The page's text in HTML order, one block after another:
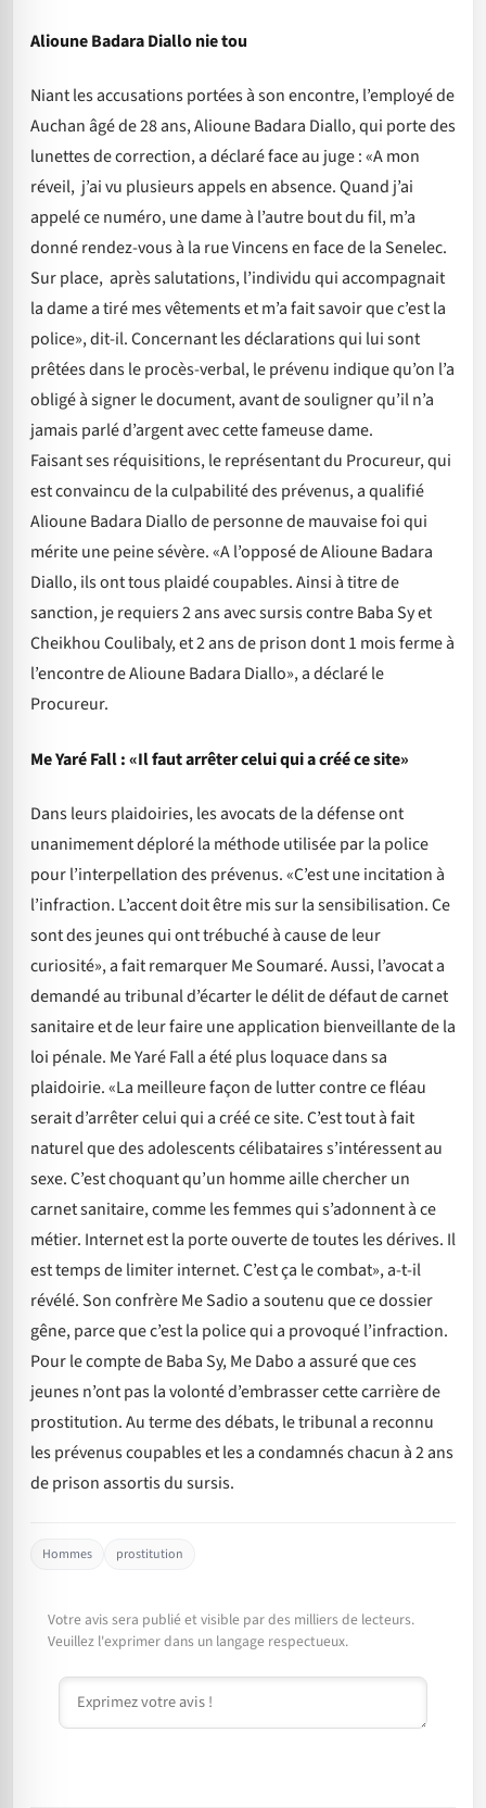
Alioune Badara Diallo nie tou
Niant les accusations portées à son encontre, l’employé de
Auchan âgé de 28 ans, Alioune Badara Diallo, qui porte des
lunettes de correction, a déclaré face au juge : «A mon
réveil, j’ai vu plusieurs appels en absence. Quand j’ai
appelé ce numéro, une dame à l’autre bout du fil, m’a
donné rendez-vous à la rue Vincens en face de la Senelec.
Sur place, après salutations, l’individu qui accompagnait
la dame a tiré mes vêtements et m’a fait savoir que c’est la
police», dit-il. Concernant les déclarations qui lui sont
prêtées dans le procès-verbal, le prévenu indique qu’on l’a
obligé à signer le document, avant de souligner qu’il n’a
jamais parlé d’argent avec cette fameuse dame.
Faisant ses réquisitions, le représentant du Procureur, qui
est convaincu de la culpabilité des prévenus, a qualifié
Alioune Badara Diallo de personne de mauvaise foi qui
mérite une peine sévère. «A l’opposé de Alioune Badara
Diallo, ils ont tous plaidé coupables. Ainsi à titre de
sanction, je requiers 2 ans avec sursis contre Baba Sy et
Cheikhou Coulibaly, et 2 ans de prison dont 1 mois ferme à
l’encontre de Alioune Badara Diallo», a déclaré le
Procureur.
Me Yaré Fall : «Il faut arrêter celui qui a créé ce site»
Dans leurs plaidoiries, les avocats de la défense ont
unanimement déploré la méthode utilisée par la police
pour l’interpellation des prévenus. «C’est une incitation à
l’infraction. L’accent doit être mis sur la sensibilisation. Ce
sont des jeunes qui ont trébuché à cause de leur
curiosité», a fait remarquer Me Soumaré. Aussi, l’avocat a
demandé au tribunal d’écarter le délit de défaut de carnet
sanitaire et de leur faire une application bienveillante de la
loi pénale. Me Yaré Fall a été plus loquace dans sa
plaidoirie. «La meilleure façon de lutter contre ce fléau
serait d’arrêter celui qui a créé ce site. C’est tout à fait
naturel que des adolescents célibataires s’intéressent au
sexe. C’est choquant qu’un homme aille chercher un
carnet sanitaire, comme les femmes qui s’adonnent à ce
métier. Internet est la porte ouverte de toutes les dérives. Il
est temps de limiter internet. C’est ça le combat», a-t-il
révélé. Son confrère Me Sadio a soutenu que ce dossier
gêne, parce que c’est la police qui a provoqué l’infraction.
Pour le compte de Baba Sy, Me Dabo a assuré que ces
jeunes n’ont pas la volonté d’embrasser cette carrière de
prostitution. Au terme des débats, le tribunal a reconnu
les prévenus coupables et les a condamnés chacun à 2 ans
de prison assortis du sursis.
Hommes prostitution
Votre avis sera publié et visible par des milliers de lecteurs.
Veuillez l'exprimer dans un langage respectueux.
Commentaire